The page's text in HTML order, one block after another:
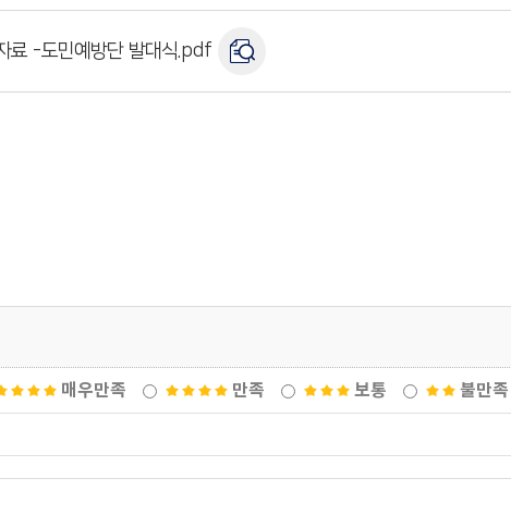
료 -도민예방단 발대식.pdf
매우만족 만족 보통 불만족